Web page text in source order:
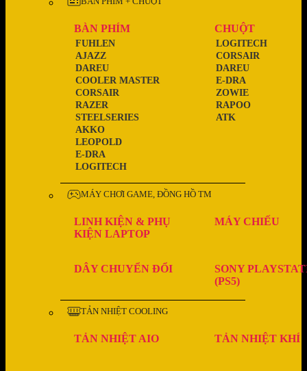
BÀN PHÍM
LOGITECH
E-DRA
LEOPOLD
AKKO
STEELSERIES
RAZER
CORSAIR
COOLER MASTER
DAREU
AJAZZ
FUHLEN
CHUỘT
ATK
RAPOO
ZOWIE
E-DRA
DAREU
CORSAIR
LOGITECH
MÁY CHƠI GAME, ĐỒNG HỒ TM
LINH KIỆN & PHỤ
KIỆN LAPTOP
MÁY CHIẾU
DÂY CHUYỂN ĐỔI
SONY
(PS5)
TẢN NHIỆT COOLING
TẢN NHIỆT AIO TẢN NHIỆT KHÍ